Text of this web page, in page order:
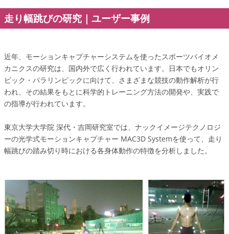
走り幅跳びの研究｜ユーザー事例
近年、モーションキャプチャーシステムを使ったスポーツバイオメ
カニクスの研究は、国内外で広く行われています。日本でもオリン
ピック・パラリンピックに向けて、さまざまな競技の動作解析が行
われ、その結果をもとに科学的トレーニング方法の開発や、実践で
の指導が行われています。
東京大学大学院 深代・吉岡研究室では、ナックイメージテクノロジ
ーの光学式モーションキャプチャー MAC3D Systemを使って、走り
幅跳びの踏み切り時における各身体動作の特徴を分析しました。